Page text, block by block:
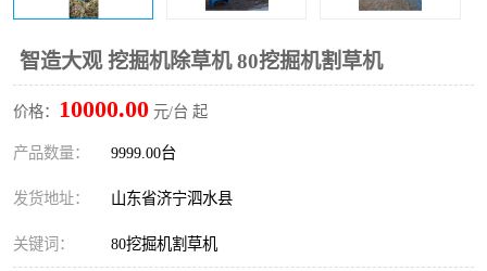
智造大观 挖掘机除草机 80挖掘机割草机
价格： 10000.00 元/台 起
产品数量： 9999.00台
发货地址： 山东省济宁泗水县
关键词： 80挖掘机割草机
挖树机 拓荒机
滚筒筛
挖掘机破碎斗